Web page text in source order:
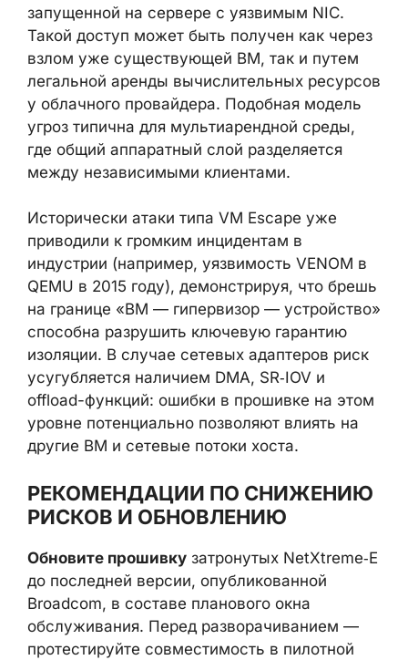
запущенной на сервере с уязвимым NIC.
Такой доступ может быть получен как через
взлом уже существующей ВМ, так и путем
легальной аренды вычислительных ресурсов
у облачного провайдера. Подобная модель
угроз типична для мультиарендной среды,
где общий аппаратный слой разделяется
между независимыми клиентами.
Исторически атаки типа VM Escape уже
приводили к громким инцидентам в
индустрии (например, уязвимость VENOM в
QEMU в 2015 году), демонстрируя, что брешь
на границе «ВМ — гипервизор — устройство»
способна разрушить ключевую гарантию
изоляции. В случае сетевых адаптеров риск
усугубляется наличием DMA, SR‑IOV и
offload-функций: ошибки в прошивке на этом
уровне потенциально позволяют влиять на
другие ВМ и сетевые потоки хоста.
РЕКОМЕНДАЦИИ ПО СНИЖЕНИЮ
РИСКОВ И ОБНОВЛЕНИЮ
Обновите прошивку затронутых NetXtreme‑E
до последней версии, опубликованной
Broadcom, в составе планового окна
обслуживания. Перед разворачиванием —
протестируйте совместимость в пилотной